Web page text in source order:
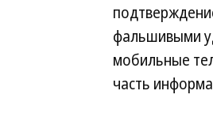
фальшивыми
мобильные
часть